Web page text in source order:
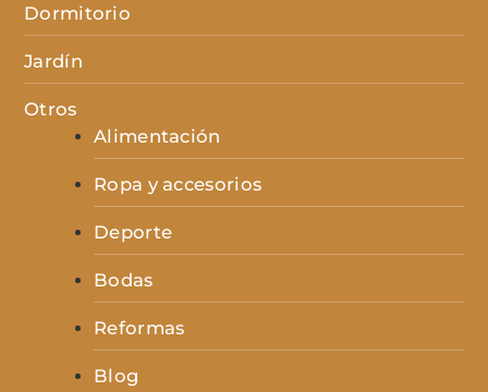
Dormitorio
Jardín
Otros
Alimentación
Ropa y accesorios
Deporte
Bodas
Reformas
Blog